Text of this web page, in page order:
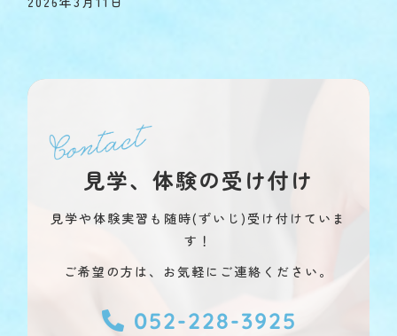
見学、体験の受け付け
見学や体験実習も随時(ずいじ)受け付けていま
す！
ご希望の方は、お気軽にご連絡ください。
052-228-3925